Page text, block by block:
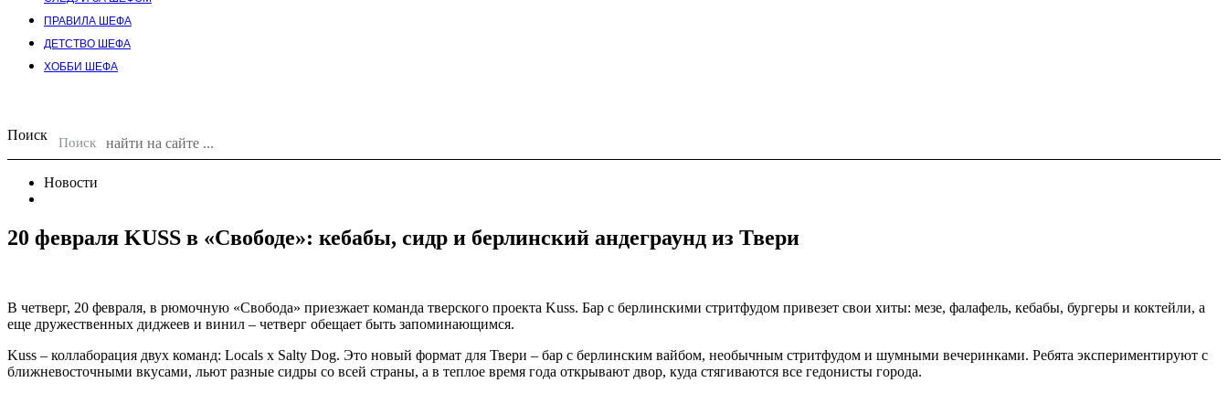
ПРАВИЛА ШЕФА
ДЕТСТВО ШЕФА
ХОББИ ШЕФА
Поиск Поиск
Новости
20 февраля KUSS в «Свободе»: кебабы, сидр и берлинский андеграунд из Твери
В четверг, 20 февраля, в рюмочную «Свобода» приезжает команда тверского проекта Kuss. Бар с берлинскими стритфудом привезет свои хиты: мезе, фалафель, кебабы, бургеры и коктейли, а
еще дружественных диджеев и винил – четверг обещает быть запоминающимся.
Kuss – коллаборация двух команд: Locals х Salty Dog. Это новый формат для Твери – бар с берлинским вайбом, необычным стритфудом и шумными вечеринками. Ребята экспериментируют с
ближневосточными вкусами, льют разные сидры со всей страны, а в теплое время года открывают двор, куда стягиваются все гедонисты города.